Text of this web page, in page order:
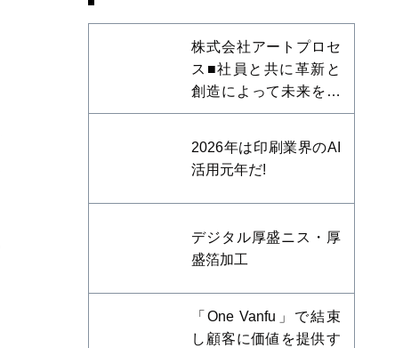
株式会社アートプロセ
ス■社員と共に革新と
創造によって未来を開
拓する
2026年は印刷業界のAI
活用元年だ!
デジタル厚盛ニス・厚
盛箔加工
「One Vanfu」で結束
し顧客に価値を提供す